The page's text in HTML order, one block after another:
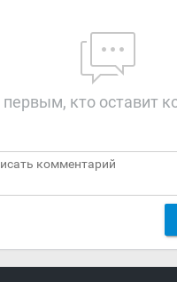
первым, кто оставит